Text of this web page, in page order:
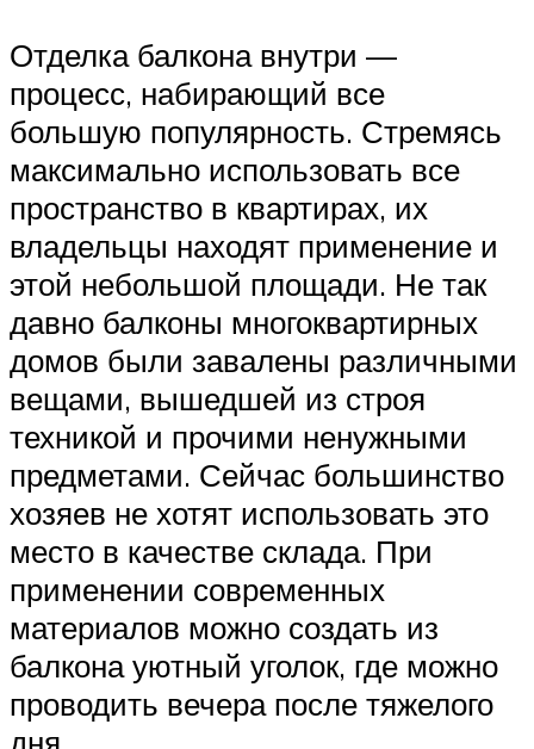
Отделка балкона внутри —
процесс, набирающий все
большую популярность. Стремясь
максимально использовать все
пространство в квартирах, их
владельцы находят применение и
этой небольшой площади. Не так
давно балконы многоквартирных
домов были завалены различными
вещами, вышедшей из строя
техникой и прочими ненужными
предметами. Сейчас большинство
хозяев не хотят использовать это
место в качестве склада. При
применении современных
материалов можно создать из
балкона уютный уголок, где можно
проводить вечера после тяжелого